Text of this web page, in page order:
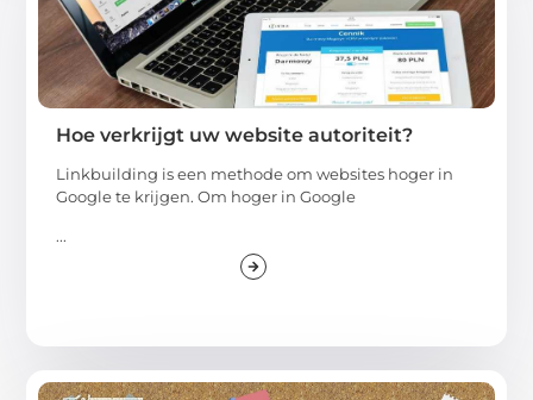
Hoe verkrijgt uw website autoriteit?
Linkbuilding is een methode om websites hoger in
Google te krijgen. Om hoger in Google
...